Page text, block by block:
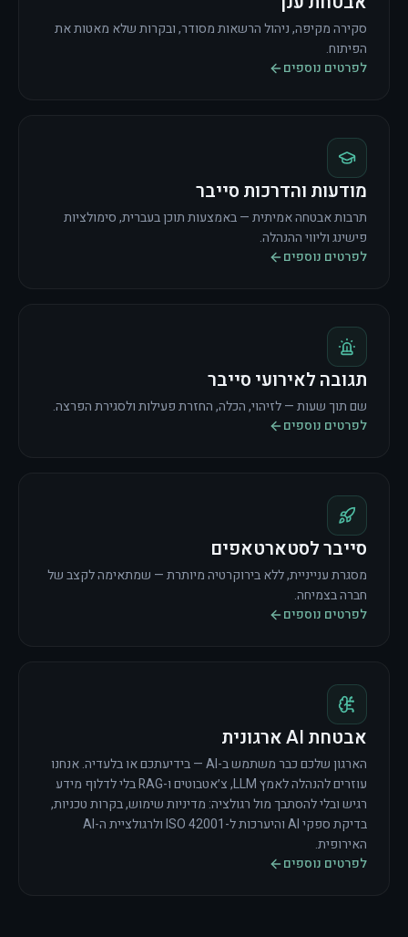
סקירה מקיפה, ניהול הרשאות מסודר, ובקרות שלא מאטות את
הפיתוח.
לפרטים נוספים
מודעות והדרכות סייבר
תרבות אבטחה אמיתית — באמצעות תוכן בעברית, סימולציות
פישינג וליווי ההנהלה.
לפרטים נוספים
תגובה לאירועי סייבר
שם תוך שעות — לזיהוי, הכלה, החזרת פעילות ולסגירת הפרצה.
לפרטים נוספים
סייבר לסטארטאפים
מסגרת ענייניית, ללא בירוקרטיה מיותרת — שמתאימה לקצב של
חברה בצמיחה.
לפרטים נוספים
אבטחת AI ארגונית
הארגון שלכם כבר משתמש ב-AI — בידיעתכם או בלעדיה. אנחנו
עוזרים להנהלה לאמץ LLM, צ׳אטבוטים ו-RAG בלי לדלוף מידע
רגיש ובלי להסתבך מול רגולציה: מדיניות שימוש, בקרות טכניות,
בדיקת ספקי AI והיערכות ל-ISO 42001 ולרגולציית ה-AI
האירופית.
לפרטים נוספים